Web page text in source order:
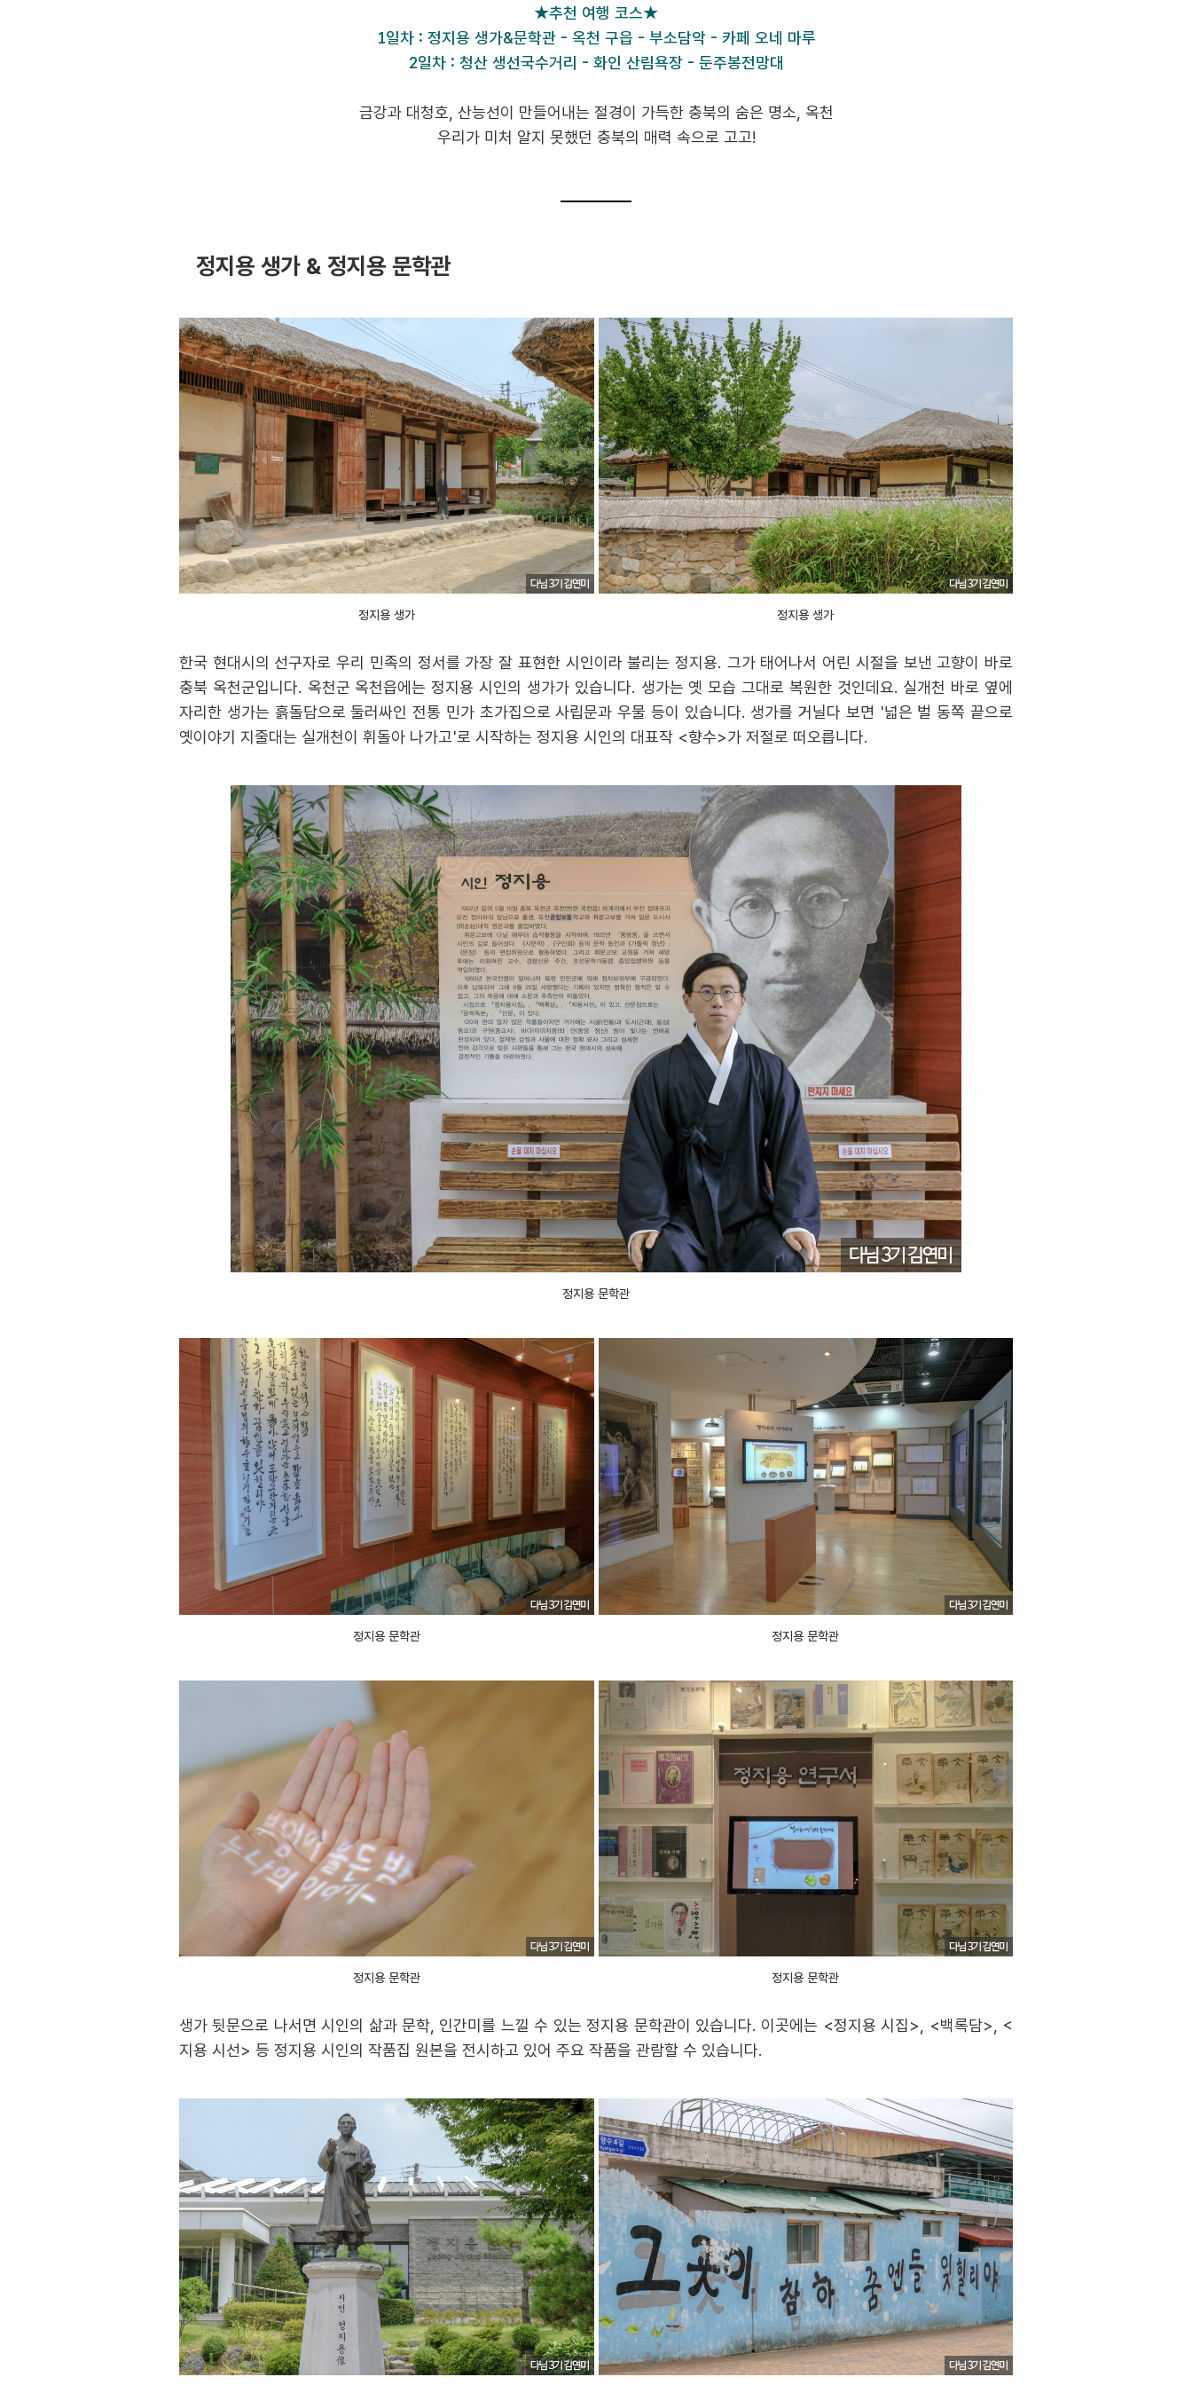
★추천 여행 코스★
1일차 : 정지용 생가&문학관 - 옥천 구읍 - 부소담악 - 카페 오네 마루
2일차 : 청산 생선국수거리 - 화인 산림욕장 - 둔주봉전망대
금강과 대청호, 산능선이 만들어내는 절경이 가득한 충북의 숨은 명소, 옥천
우리가 미처 알지 못했던 충북의 매력 속으로 고고!
정지용 생가 & 정지용 문학관
정지용 생가 정지용 생가
한국 현대시의 선구자로 우리 민족의 정서를 가장 잘 표현한 시인이라 불리는 정지용. 그가 태어나서 어린 시절을 보낸 고향이 바로
충북 옥천군입니다. 옥천군 옥천읍에는 정지용 시인의 생가가 있습니다. 생가는 옛 모습 그대로 복원한 것인데요. 실개천 바로 옆에
자리한 생가는 흙돌담으로 둘러싸인 전통 민가 초가집으로 사립문과 우물 등이 있습니다. 생가를 거닐다 보면 '넓은 벌 동쪽 끝으로
옛이야기 지줄대는 실개천이 휘돌아 나가고'로 시작하는 정지용 시인의 대표작 <향수>가 저절로 떠오릅니다.
정지용 문학관
정지용 문학관 정지용 문학관
정지용 문학관 정지용 문학관
생가 뒷문으로 나서면 시인의 삶과 문학, 인간미를 느낄 수 있는 정지용 문학관이 있습니다. 이곳에는 <정지용 시집>, <백록담>, <
지용 시선> 등 정지용 시인의 작품집 원본을 전시하고 있어 주요 작품을 관람할 수 있습니다.